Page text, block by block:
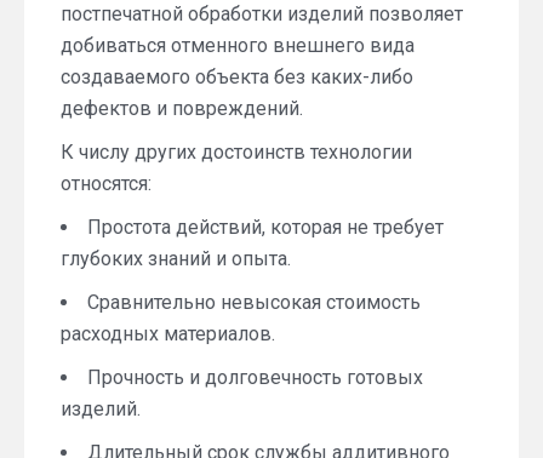
постпечатной обработки изделий позволяет
добиваться отменного внешнего вида
создаваемого объекта без каких-либо
дефектов и повреждений.
К числу других достоинств технологии
относятся:
Простота действий, которая не требует
глубоких знаний и опыта.
Сравнительно невысокая стоимость
расходных материалов.
Прочность и долговечность готовых
изделий.
Длительный срок службы аддитивного